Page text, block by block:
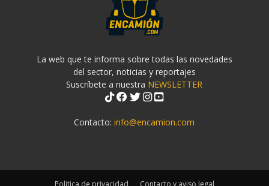
La web que te informa sobre todas las novedades
del sector, noticias y reportajes
Suscríbete a nuestra NEWSLETTER
Contacto:info@encamion.com
Politica de privacidad Contacto y aviso legal